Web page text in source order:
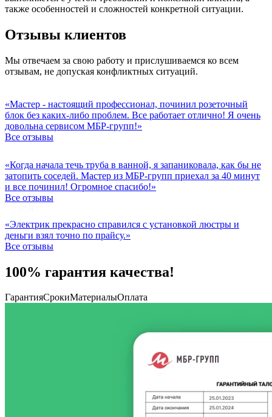
также особенностей и сложностей конкретной ситуации.
Отзывы клиентов
Мы отвечаем за свою работу и прислушиваемся ко всем
отзывам, не допуская конфликтных ситуаций.
«Мастер - настоящий профессионал, починил розеточный
блок без каких-либо проблем. Все работает отлично! Я очень
довольна сервисом МБР-групп!»
Все отзывы
«Когда начала течь труба в ванной, я запаниковала, как бы не
затопить соседей. Мастер из МБР-групп приехал за 40 минут
и все починил! Огромное спасибо!»
Все отзывы
«Электрик прекрасно справился с установкой люстры и
деньги взял точно по прайсу.»
Все отзывы
100% гарантия качества!
ГарантияСрокиМатериалыОплата